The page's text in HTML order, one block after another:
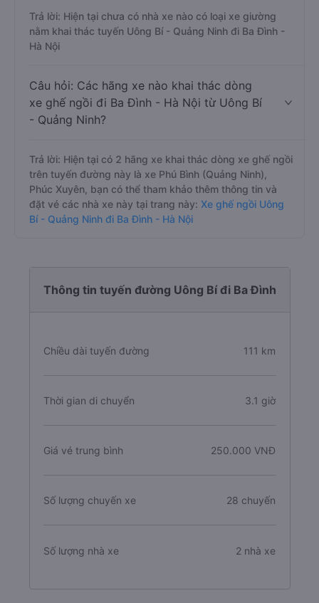
Trả lời: Hiện tại chưa có nhà xe nào có loại xe giường
nằm khai thác tuyến Uông Bí - Quảng Ninh đi Ba Đình -
Hà Nội
Câu hỏi: Các hãng xe nào khai thác dòng
xe ghế ngồi đi Ba Đình - Hà Nội từ Uông Bí
- Quảng Ninh?
Trả lời: Hiện tại có 2 hãng xe khai thác dòng xe ghế ngồi
trên tuyến đường này là xe Phú Bình (Quảng Ninh),
Phúc Xuyên, bạn có thể tham khảo thêm thông tin và
đặt vé các nhà xe này tại trang này: Xe ghế ngồi Uông
Bí - Quảng Ninh đi Ba Đình - Hà Nội
Thông tin tuyến đường Uông Bí đi Ba Đình
Chiều dài tuyến đường 111 km
Thời gian di chuyển 3.1 giờ
Giá vé trung bình 250.000 VNĐ
Số lượng chuyến xe 28 chuyến
Số lượng nhà xe 2 nhà xe